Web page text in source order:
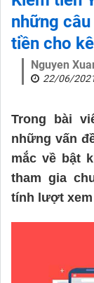
những
tiền cho
Nguyen
22/06/
Trong bài
những vấn
mắc về bật
tham gia
tính lượt xem